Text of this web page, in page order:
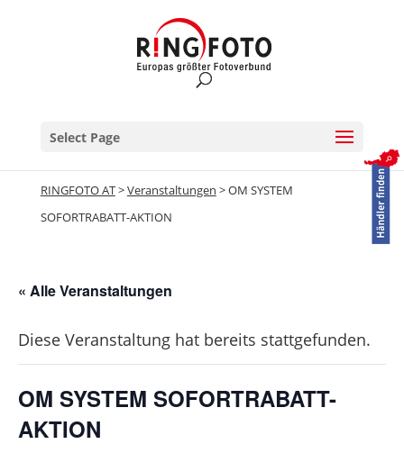
Select Page
RINGFOTO AT>Veranstaltungen >OM SYSTEM
SOFORTRABATT-AKTION
« Alle Veranstaltungen
Diese Veranstaltung hat bereits stattgefunden.
OM SYSTEM SOFORTRABATT-
AKTION